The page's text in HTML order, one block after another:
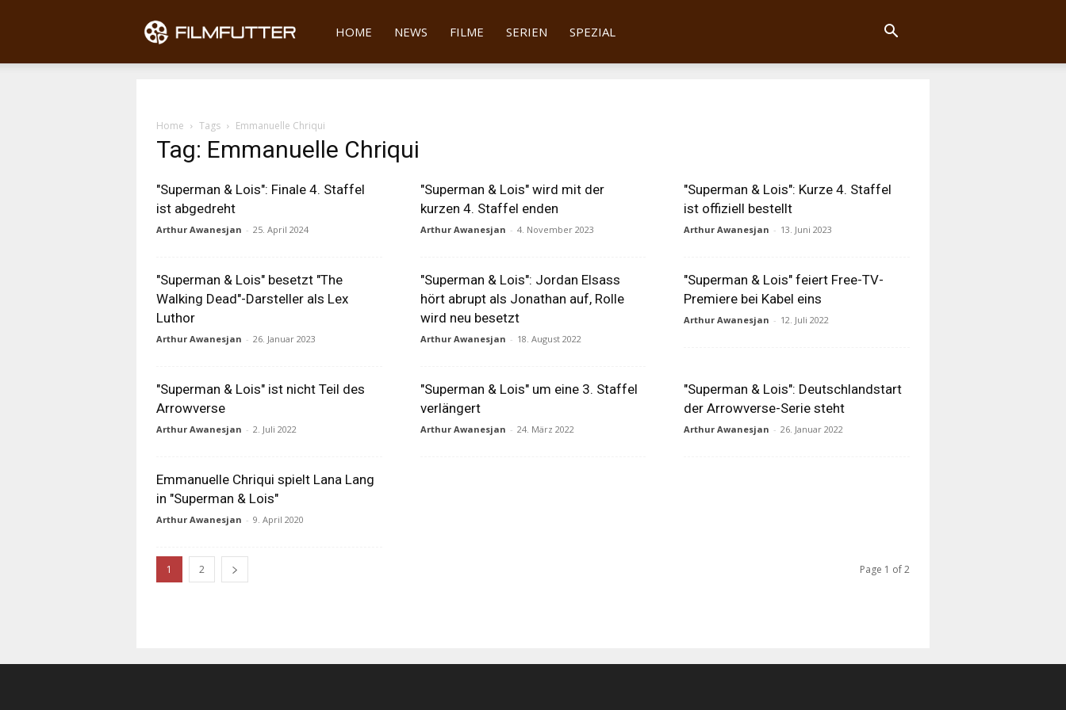
Filmfutter
HOME NEWS FILME SERIEN SPEZIAL
Home Tags Emmanuelle Chriqui
Tag: Emmanuelle Chriqui
"Superman & Lois": Finale 4. Staffel
ist abgedreht
Arthur Awanesjan - 25. April 2024
"Superman & Lois" wird mit der
kurzen 4. Staffel enden
Arthur Awanesjan - 4. November 2023
"Superman & Lois": Kurze 4. Staffel
ist offiziell bestellt
Arthur Awanesjan - 13. Juni 2023
"Superman & Lois" besetzt "The
Walking Dead"-Darsteller als Lex
Luthor
Arthur Awanesjan - 26. Januar 2023
"Superman & Lois": Jordan Elsass
hört abrupt als Jonathan auf, Rolle
wird neu besetzt
Arthur Awanesjan - 18. August 2022
"Superman & Lois" feiert Free-TV-
Premiere bei Kabel eins
Arthur Awanesjan - 12. Juli 2022
"Superman & Lois" ist nicht Teil des
Arrowverse
Arthur Awanesjan - 2. Juli 2022
"Superman & Lois" um eine 3. Staffel
verlängert
Arthur Awanesjan - 24. März 2022
"Superman & Lois": Deutschlandstart
der Arrowverse-Serie steht
Arthur Awanesjan - 26. Januar 2022
Emmanuelle Chriqui spielt Lana Lang
in "Superman & Lois"
Arthur Awanesjan - 9. April 2020
1 2 Page 1 of 2